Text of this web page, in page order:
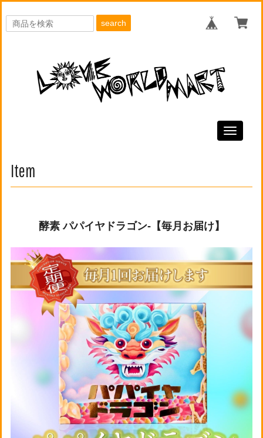
search
Toggle
Item
酵素 パパイヤドラゴン-【毎月お届け】